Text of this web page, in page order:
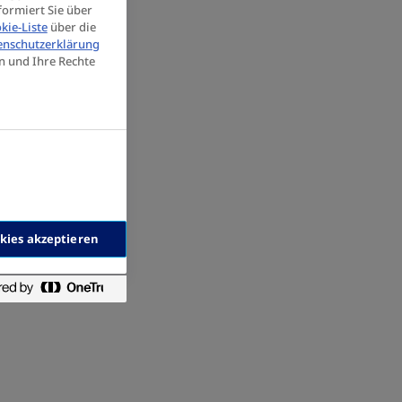
Sie über
Listeüber die
und Ihre Rechte
akzeptieren